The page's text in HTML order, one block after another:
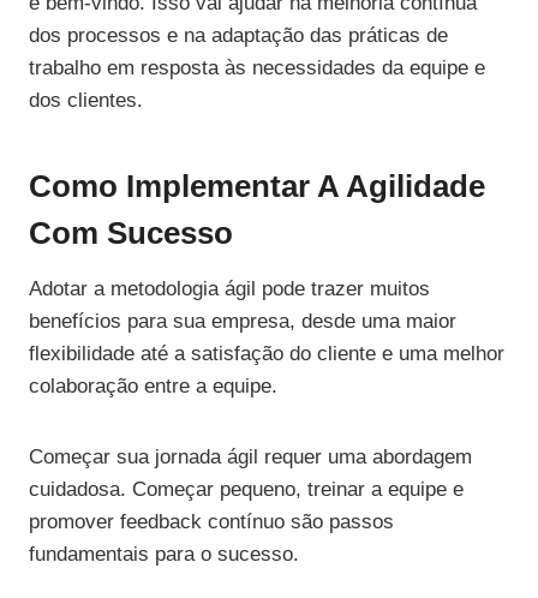
dos processos e na adaptação das práticas de
trabalho em resposta às necessidades da equipe e
dos clientes.
Como Implementar A Agilidade
Com Sucesso
Adotar a metodologia ágil pode trazer muitos
benefícios para sua empresa, desde uma maior
flexibilidade até a satisfação do cliente e uma melhor
colaboração entre a equipe.
Começar sua jornada ágil requer uma abordagem
cuidadosa. Começar pequeno, treinar a equipe e
promover feedback contínuo são passos
fundamentais para o sucesso.